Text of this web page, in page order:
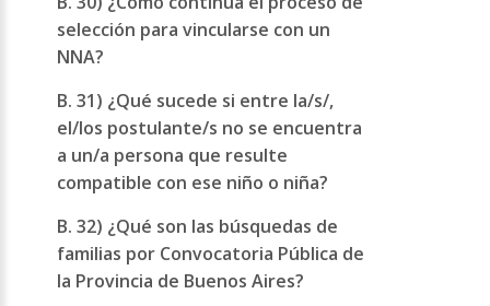
selección para vincularse con un
NNA?
B. 31) ¿Qué sucede si entre la/s/,
el/los postulante/s no se encuentra
a un/a persona que resulte
compatible con ese niño o niña?
B. 32) ¿Qué son las búsquedas de
familias por Convocatoria Pública de
la Provincia de Buenos Aires?